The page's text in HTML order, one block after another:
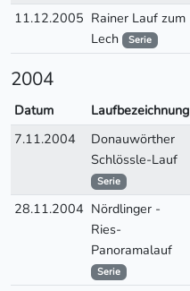
11.12.2005 Rainer Lauf zum
Lech
Serie
2004
Datum Laufbezeichnung
7.11.2004
Donauwörther
Schlössle-Lauf
Serie
28.11.2004 Nördlinger -
Ries-
Panoramalauf
Serie